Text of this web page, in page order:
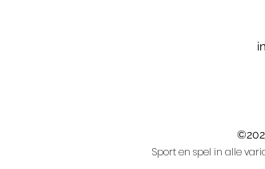
Sport en spel in alle